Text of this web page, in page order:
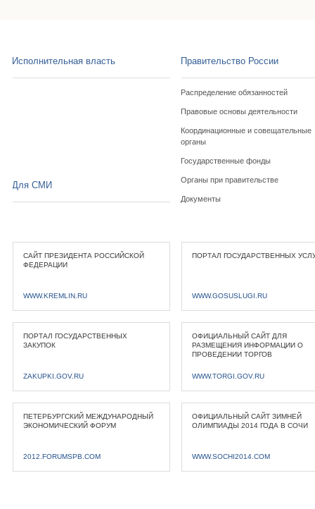
Исполнительная власть Правительство России
Распределение обязанностей
Правовые основы деятельности
Координационные и совещательные
органы
Государственные фонды
Органы при правительстве
Документы
Для СМИ
САЙТ ПРЕЗИДЕНТА РОССИЙСКОЙ
ФЕДЕРАЦИИ
WWW.KREMLIN.RU
ПОРТАЛ ГОСУДАРСТВЕННЫХ
WWW.GOSUSLUGI.RU
ПОРТАЛ ГОСУДАРСТВЕННЫХ
ЗАКУПОК
ZAKUPKI.GOV.RU
ОФИЦИАЛЬНЫЙ САЙТ ДЛЯ
РАЗМЕЩЕНИЯ ИНФОРМАЦИИ О
ПРОВЕДЕНИИ ТОРГОВ
WWW.TORGI.GOV.RU
ПЕТЕРБУРГСКИЙ МЕЖДУНАРОДНЫЙ
ЭКОНОМИЧЕСКИЙ ФОРУМ
2012.FORUMSPB.COM
ОФИЦИАЛЬНЫЙ САЙТ ЗИМНЕЙ
ОЛИМПИАДЫ 2014 ГОДА В СОЧИ
WWW.SOCHI2014.COM